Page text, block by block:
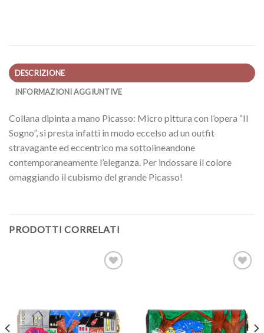
DESCRIZIONE
INFORMAZIONI AGGIUNTIVE
Collana dipinta a mano Picasso: Micro pittura con l’opera “Il
Sogno”, si presta infatti in modo eccelso ad un outfit
stravagante ed eccentrico ma sottolineandone
contemporaneamente l’eleganza. Per indossare il colore
omaggiando il cubismo del grande Picasso!
PRODOTTI CORRELATI